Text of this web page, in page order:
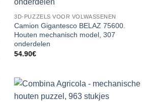
3D-PUZZELS VOOR VOLWASSENEN
Camion Gigantesco BELAZ 75600.
Houten mechanisch model, 307
onderdelen
54.90€